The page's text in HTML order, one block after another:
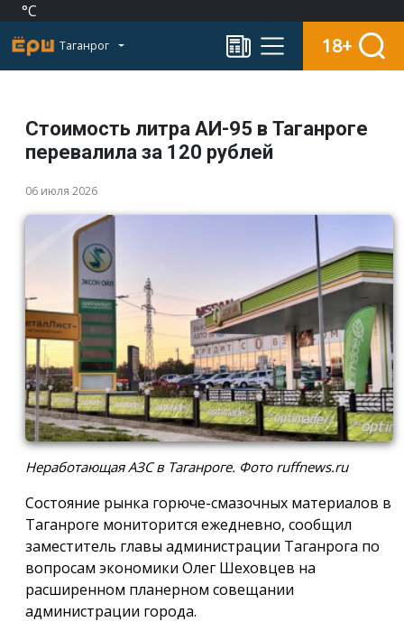
°C
Таганрог 18+
Стоимость литра АИ-95 в Таганроге
перевалила за 120 рублей
06 июля 2026
Неработающая АЗС в Таганроге. Фото ruffnews.ru
Состояние рынка горюче-смазочных материалов в
Таганроге мониторится ежедневно, сообщил
заместитель главы администрации Таганрога по
вопросам экономики Олег Шеховцев на
расширенном планерном совещании
администрации города.